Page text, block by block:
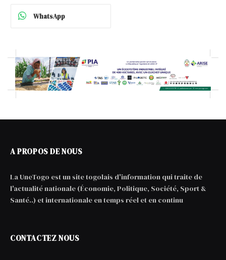
WhatsApp
A PROPOS DE NOUS
La UneTogo est un site togolais d'information qui traite de
l'actualité nationale (Économie, Politique, Société, Sport &
Santé..) et internationale en temps réel et en continu
CONTACTEZ NOUS